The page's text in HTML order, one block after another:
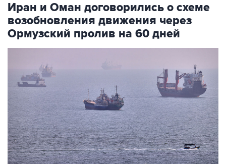
Иран и Оман договорились о схеме
возобновления движения через
Ормузский пролив на 60 дней